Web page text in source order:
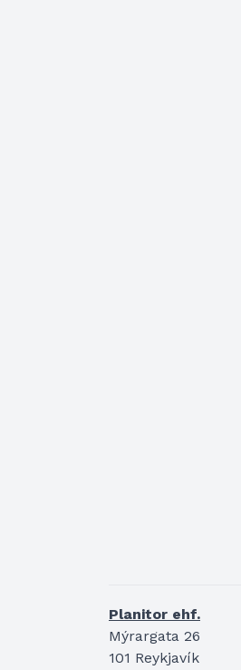
Planitor ehf.
Mýrargata 26
101 Reykjavík